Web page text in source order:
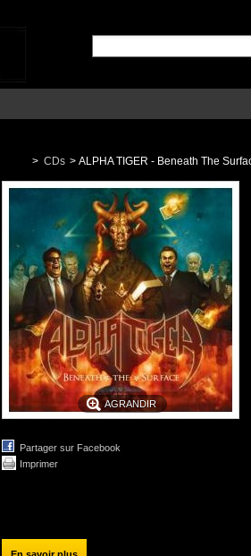
> CDs > ALPHA TIGER - Beneath The
AGRANDIR
Partager sur Facebook
Imprimer